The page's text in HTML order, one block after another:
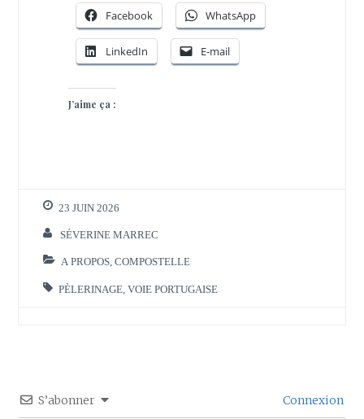
Facebook WhatsApp
LinkedIn E-mail
J’aime ça :
23 JUIN 2026
SÉVERINE MARREC
A PROPOS ,COMPOSTELLE
PÈLERINAGE ,VOIE PORTUGAISE
S’abonner Connexion